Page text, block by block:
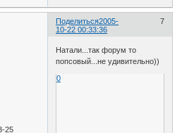
Поделиться 7
2005-
10-22 00:33:36
25
Натали...так форум то
попсовый...не удивительно))
0